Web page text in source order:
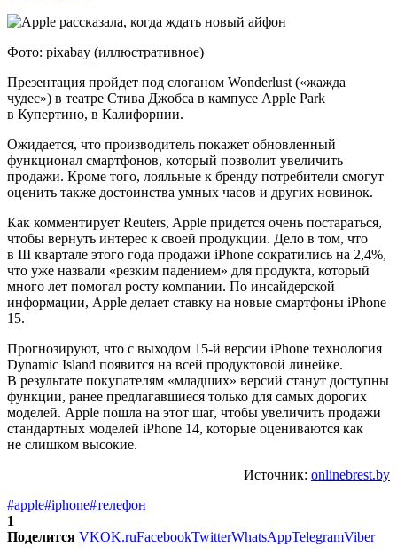
Фото: pixabay (иллюстративное)
Презентация пройдет под слоганом Wonderlust («жажда
чудес») в театре Стива Джобса в кампусе Apple Park
в Купертино, в Калифорнии.
Ожидается, что производитель покажет обновленный
функционал смартфонов, который позволит увеличить
продажи. Кроме того, лояльные к бренду потребители смогут
оценить также достоинства умных часов и других новинок.
Как комментирует Reuters, Apple придется очень постараться,
чтобы вернуть интерес к своей продукции. Дело в том, что
в III квартале этого года продажи iPhone сократились на 2,4%,
что уже назвали «резким падением» для продукта, который
много лет помогал росту компании. По инсайдерской
информации, Apple делает ставку на новые смартфоны iPhone
15.
Прогнозируют, что с выходом 15-й версии iPhone технология
Dynamic Island появится на всей продуктовой линейке.
В результате покупателям «младших» версий станут доступны
функции, ранее предлагавшиеся только для самых дорогих
моделей. Apple пошла на этот шаг, чтобы увеличить продажи
стандартных моделей iPhone 14, которые оцениваются как
не слишком высокие.
Источник: onlinebrest.by
#apple#iphone#телефон
1
Поделится VKOK.ruFacebookTwitterWhatsAppTelegramViber